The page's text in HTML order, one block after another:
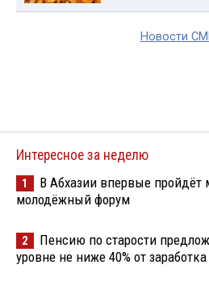
Новости
Интересное за неделю
1
В Абхазии впервые
молодёжный форум
2
Пенсию по старости
уровне не ниже 40% от заработка